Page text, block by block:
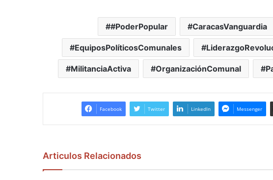
#PoderPopular CaracasVanguardia
EquiposPolíticosComunales
MilitanciaActiva OrganizaciónComunal
Facebook Twitter LinkedIn Messenger
Articulos Relacionados